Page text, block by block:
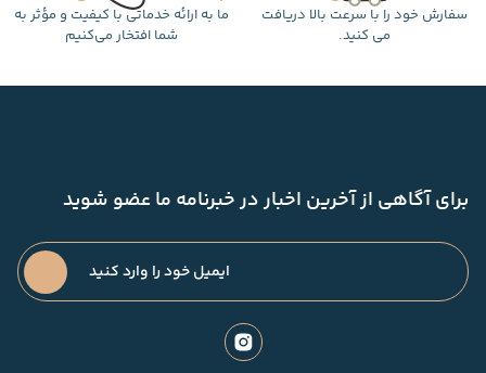
سفارش خود را با سرعت بالا دریافت
می کنید.
ما به ارائه خدماتی با کیفیت و مؤثر به
شما افتخار می‌کنیم
برای آگاهی از آخرین اخبار در خبرنامه ما عضو شوید